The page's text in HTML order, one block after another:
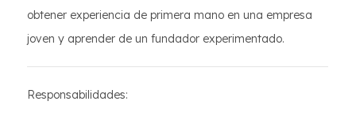
obtener experiencia de primera mano en una empresa
joven y aprender de un fundador experimentado.
Responsabilidades: